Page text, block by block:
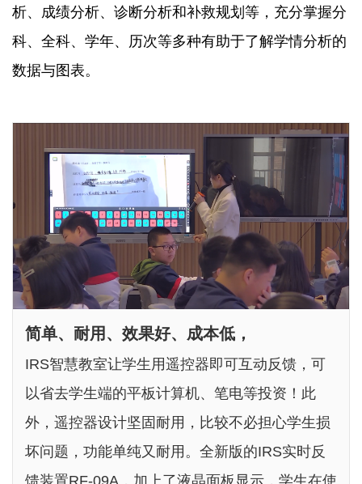
析、成绩分析、诊断分析和补救规划等，充分掌握分
科、全科、学年、历次等多种有助于了解学情分析的
数据与图表。
简单、耐用、效果好、成本低，
IRS智慧教室让学生用遥控器即可互动反馈，可
以省去学生端的平板计算机、笔电等投资！此
外，遥控器设计坚固耐用，比较不必担心学生损
坏问题，功能单纯又耐用。全新版的IRS实时反